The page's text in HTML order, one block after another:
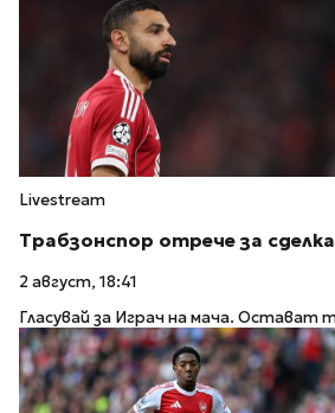
Livestream
Трабзонспор отрече за
2 август, 18:41
Гласувай за Играч на мача. Остават